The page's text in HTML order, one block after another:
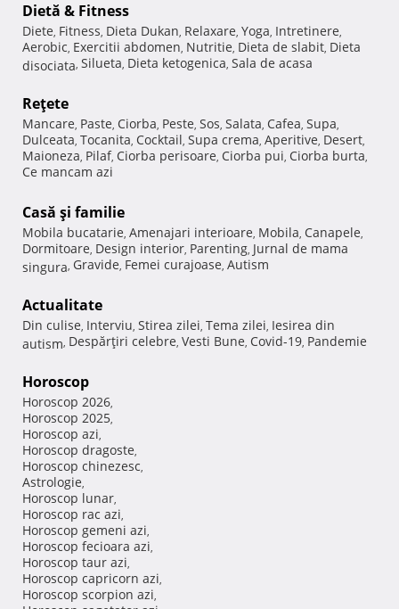
Dietă & Fitness
Diete, Fitness, Dieta Dukan, Relaxare, Yoga, Intretinere,
Aerobic, Exercitii abdomen, Nutritie, Dieta de slabit, Dieta
disociata, Silueta, Dieta ketogenica, Sala de acasa
Reţete
Mancare, Paste, Ciorba, Peste, Sos, Salata, Cafea, Supa,
Dulceata, Tocanita, Cocktail, Supa crema, Aperitive, Desert,
Maioneza, Pilaf, Ciorba perisoare, Ciorba pui, Ciorba burta,
Ce mancam azi
Casă şi familie
Mobila bucatarie, Amenajari interioare, Mobila, Canapele,
Dormitoare, Design interior, Parenting, Jurnal de mama
singura, Gravide, Femei curajoase, Autism
Actualitate
Din culise, Interviu, Stirea zilei, Tema zilei, Iesirea din
autism, Despărţiri celebre, Vesti Bune, Covid-19, Pandemie
Horoscop
Horoscop 2026,
Horoscop 2025,
Horoscop azi,
Horoscop dragoste,
Horoscop chinezesc,
Astrologie,
Horoscop lunar,
Horoscop rac azi,
Horoscop gemeni azi,
Horoscop fecioara azi,
Horoscop taur azi,
Horoscop capricorn azi,
Horoscop scorpion azi,